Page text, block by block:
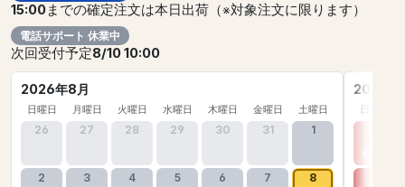
15:00までの確定注文は本日出荷（※対象注文に限ります）
電話サポート 休業中
次回受付予定8/10 10:00
2026年8月
日曜日 月曜日 火曜日 水曜日 木曜日 金曜日 土曜日
26 27 28 29 30 31 1
2 3 4 5 6 7 8
2026年
日曜日